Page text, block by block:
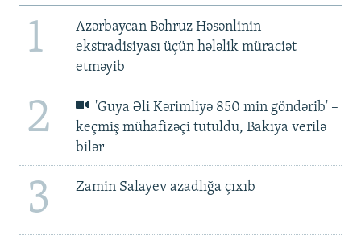
1
Azərbaycan Bəhruz Həsənlinin
ekstradisiyası üçün hələlik müraciət
etməyib
2
'Guya Əli Kərimliyə 850 min göndərib' –
keçmiş mühafizəçi tutuldu, Bakıya verilə
bilər
3 Zamin Salayev azadlığa çıxıb